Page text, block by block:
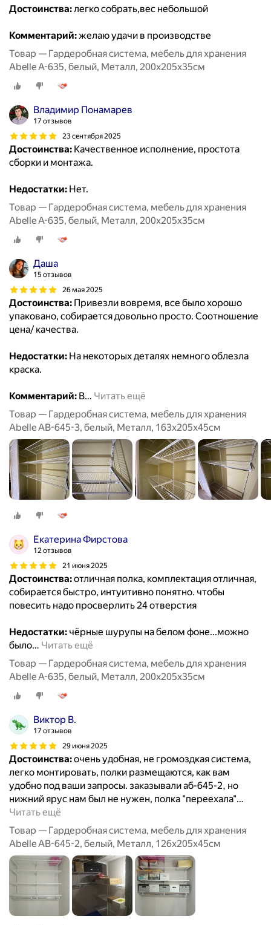
Достоинства:легко собрать,вес небольшой
Комментарий:желаю удачи в производстве
Товар — Гардеробная система, мебель для хранения
Abelle A-635, белый, Металл, 200х205х35см
Владимир Понамарев
17 отзывов
23 сентября 2025
Достоинства: Качественное исполнение, простота
сборки и монтажа.
Недостатки: Нет.
Товар — Гардеробная система, мебель для хранения
Abelle A-635, белый, Металл, 200х205х35см
Даша
15 отзывов
26 мая 2025
Достоинства: Привезли вовремя, все было хорошо
упаковано, собирается довольно просто. Соотношение
цена/ качества.
Недостатки: На некоторых деталях немного облезла
краска.
Комментарий: В… Читать ещё
Товар — Гардеробная система, мебель для хранения
Abelle AB-645-3, белый, Металл, 163х205х45см
Екатерина Фирстова
12 отзывов
21 июня 2025
Достоинства:отличная полка, комплектация отличная,
собирается быстро, интуитивно понятно. чтобы
повесить надо просверлить 24 отверстия
Недостатки: чёрные шурупы на белом фоне...можно
было… Читать ещё
Товар — Гардеробная система, мебель для хранения
Abelle A-635, белый, Металл, 200х205х35см
Виктор В.
17 отзывов
29 июня 2025
Достоинства:очень удобная, не громоздкая система,
легко монтировать, полки размещаются, как вам
удобно под ваши запросы. заказывали аб-645-2, но
нижний ярус нам был не нужен, полка "переехала"…
Читать ещё
Товар — Гардеробная система, мебель для хранения
Abelle AB-645-2, белый, Металл, 126х205х45см